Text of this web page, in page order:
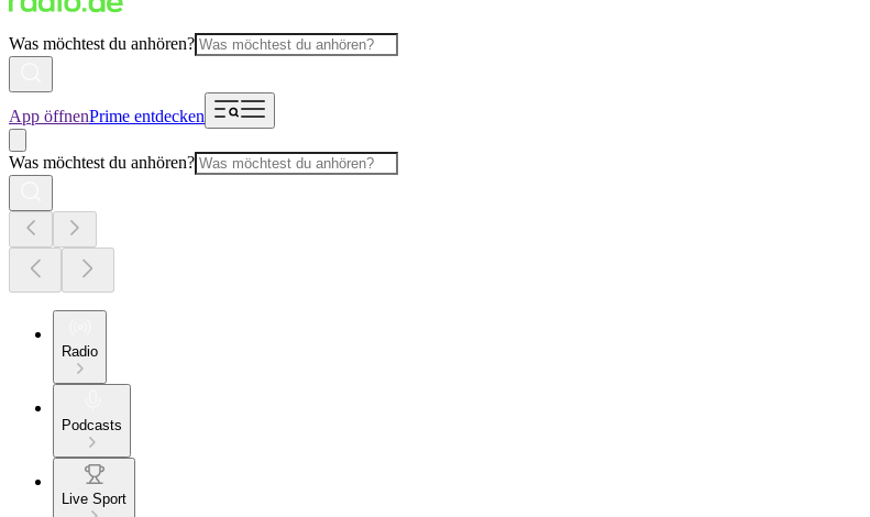
Was möchtest du anhören?
App öffnenPrime entdecken
Was möchtest du anhören?
Radio
Podcasts
Live Sport